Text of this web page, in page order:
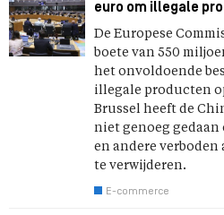
euro om illegale
De Europese
boete van 550
het onvoldoende
illegale producten
Brussel heeft de
niet genoeg gedaan
en andere
te verwijderen.
E-commerce